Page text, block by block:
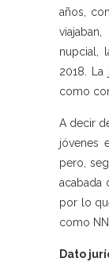
años,
nupcial,
2018.
como
A decir
jóvenes
pero,
acabada
por lo
como
Dato